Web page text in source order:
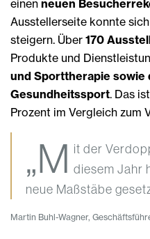
einen neuen
Ausstellerseite konnte
steigern. Über 170
Produkte und
und Sporttherapie sowie
Gesundheitssport. Das
Prozent im Vergleich zum
„M it der
diesem Jahr
neue Maßstäbe
Martin Buhl-Wagner,